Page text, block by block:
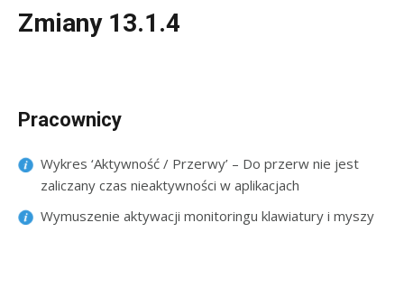
Zmiany 13.1.4
Pracownicy
Wykres ‘Aktywność / Przerwy’ – Do przerw nie jest
zaliczany czas nieaktywności w aplikacjach
Wymuszenie aktywacji monitoringu klawiatury i myszy